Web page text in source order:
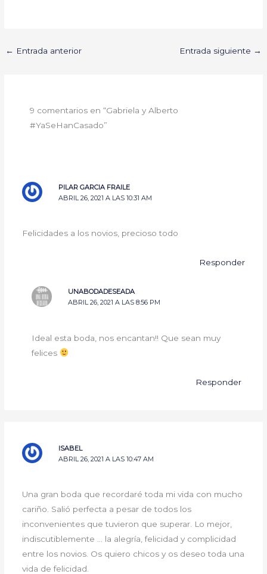
← Entrada anterior Entrada siguiente →
9 comentarios en “Gabriela y Alberto
#YaSeHanCasado”
PILAR GARCIA FRAILE
ABRIL 26, 2021 A LAS 10:31 AM
Felicidades a los novios, precioso todo
Responder
UNABODADESEADA
ABRIL 26, 2021 A LAS 8:56 PM
Ideal esta boda, nos encantan!! Que sean muy
felices
Responder
ISABEL
ABRIL 26, 2021 A LAS 10:47 AM
Una gran boda que recordaré toda mi vida con mucho
cariño. Salió perfecta a pesar de todos los
inconvenientes que tuvieron que superar. Lo mejor,
indiscutiblemente … la alegría, felicidad y complicidad
entre los novios. Os quiero chicos y os deseo toda una
vida de felicidad.